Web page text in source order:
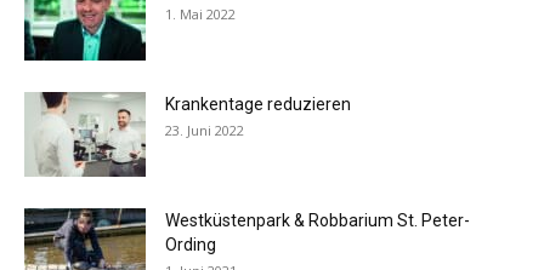
1. Mai 2022
Krankentage reduzieren
23. Juni 2022
Westküstenpark & Robbarium St. Peter-
Ording